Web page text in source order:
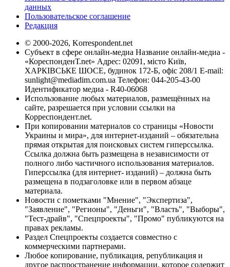
данных
Пользовательское соглашение
Редакция
© 2000-2026, Korrespondent.net
Субъект в сфере онлайн-медиа Название онлайн-медиа -
«КореспонденТ.net» Адрес: 02091, місто Київ,
ХАРКІВСЬКЕ ШОСЕ, будинок 172-Б, офіс 208/1 E-mail:
sunlight@mediadim.com.ua Телефон: 044-205-43-00
Идентификатор медиа - R40-06068
Использование любых материалов, размещённых на
сайте, разрешается при условии ссылки на
Корреспондент.net.
При копировании материалов со страницы «Новости
Украины и мира», для интернет-изданий – обязательна
прямая открытая для поисковых систем гиперссылка.
Ссылка должна быть размещена в независимости от
полного либо частичного использования материалов.
Гиперссылка (для интернет- изданий) – должна быть
размещена в подзаголовке или в первом абзаце
материала.
Новости с пометками "Мнение", "Экспертиза",
"Заявление", "Регионы", "Деньги", "Власть", "Выборы",
"Тест-драйв", "Спецпроекты", "Промо" публикуются на
правах рекламы.
Раздел Спецпроекты создается совместно с
коммерческими партнерами.
Любое копирование, публикация, републикация и
другое распространение информации, которое содержит